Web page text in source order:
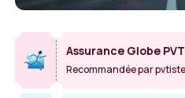
Assurance Globe PVT
Recommandée par